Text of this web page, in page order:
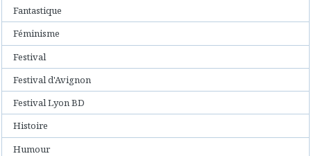
Fantastique
Féminisme
Festival
Festival d'Avignon
Festival Lyon BD
Histoire
Humour